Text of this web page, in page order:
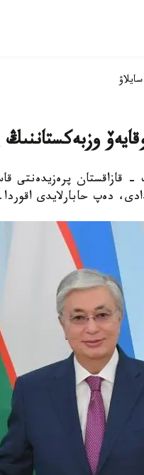
- قازاقستان پرەزيدەنتى
دەپ حابارلايدى اقوردا.